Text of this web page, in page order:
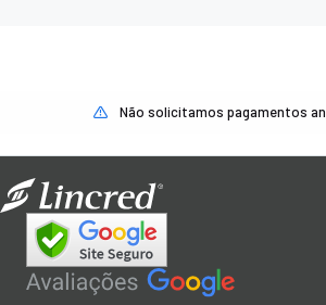
Não solicitamos pagamentos